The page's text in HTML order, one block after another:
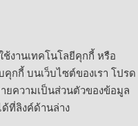
ช้งานเทคโนโลยีคุกกี้ หรือ
กกี้ บนเว็บไซต์ของเรา โปรด
ยความเป็นส่วนตัวของข้อมูล
ที่ลิงค์ด้านล่าง